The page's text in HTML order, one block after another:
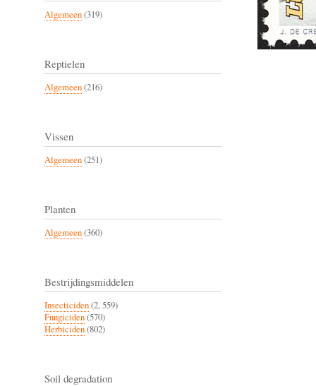
Algemeen(319)
Reptielen
Algemeen(216)
Vissen
Algemeen(251)
Planten
Algemeen(360)
Bestrijdingsmiddelen
Insecticiden(2, 559)
Fungiciden(570)
Herbiciden(802)
Soil degradation